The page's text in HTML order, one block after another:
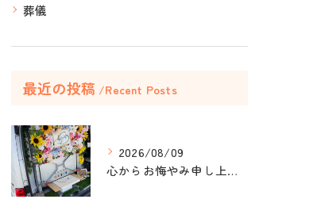
葬儀
最近の投稿 Recent Posts
2026/08/09
心からお悔やみ申し上げます。